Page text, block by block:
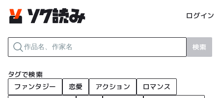
ログイン
検索
タグで検索
ファンタジー
恋愛 アクション
ロマンス